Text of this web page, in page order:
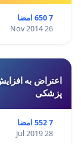
7 650 امضا
26 Nov 2014
اعتراض به
پزشکی
7 552 امضا
28 Jul 2019